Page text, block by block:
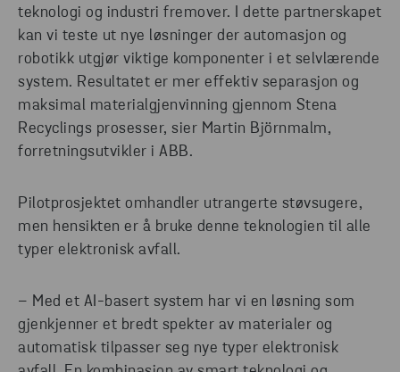
teknologi og industri fremover. I dette partnerskapet
kan vi teste ut nye løsninger der automasjon og
robotikk utgjør viktige komponenter i et selvlærende
system. Resultatet er mer effektiv separasjon og
maksimal materialgjenvinning gjennom Stena
Recyclings prosesser, sier Martin Björnmalm,
forretningsutvikler i ABB.
Pilotprosjektet omhandler utrangerte støvsugere,
men hensikten er å bruke denne teknologien til alle
typer elektronisk avfall.
– Med et AI-basert system har vi en løsning som
gjenkjenner et bredt spekter av materialer og
automatisk tilpasser seg nye typer elektronisk